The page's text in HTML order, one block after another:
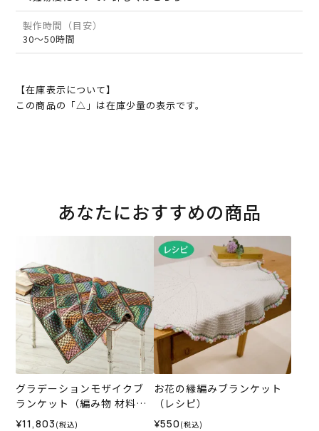
製作時間（目安）
30～50時間
【在庫表示について】
この商品の「△」は在庫少量の表示です。
あなたにおすすめの商品
グラデーションモザイクブ
ランケット（編み物 材料セ
ット）
¥11,803 (税込)
お花の縁編みブランケット
（レシピ）
¥550 (税込)